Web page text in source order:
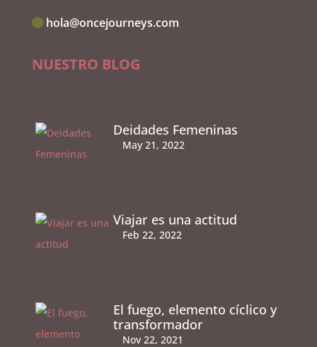
hola@oncejourneys.com
NUESTRO BLOG
Deidades Femeninas
May 21, 2022
Viajar es una actitud
Feb 22, 2022
El fuego, elemento cíclico y
transformador
Nov 22, 2021